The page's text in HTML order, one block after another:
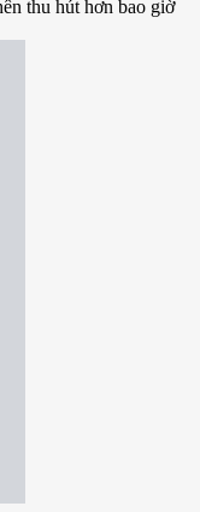
thu hút hơn bao giờ